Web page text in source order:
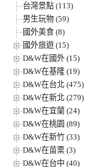
台灣景點 (113)
男生玩物 (59)
國外美食 (8)
國外旅遊 (15)
D&W在國外 (15)
D&W在基隆 (19)
D&W在台北 (475)
D&W在新北 (279)
D&W在宜蘭 (24)
D&W在桃園 (89)
D&W在新竹 (33)
D&W在苗栗 (3)
D&W在台中 (40)